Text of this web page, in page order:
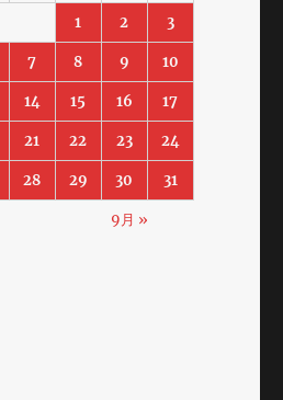
1 2 3
7 8 9 10
14 15 16 17
21 22 23 24
28 29 30 31
9月 »